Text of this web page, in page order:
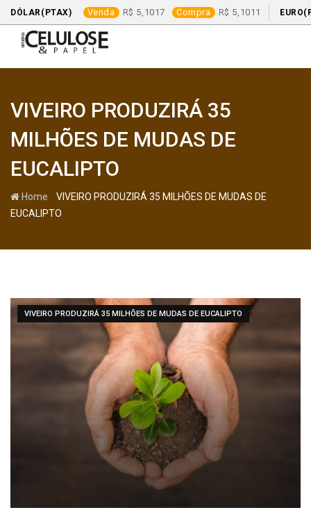
DÓLAR(PTAX) Venda 5,1017 Compra 5,1011
content
VIVEIRO PRODUZIRÁ 35
MILHÕES DE MUDAS DE
EUCALIPTO
Home -VIVEIRO PRODUZIRÁ 35 MILHÕES DE MUDAS DE
EUCALIPTO
VIVEIRO PRODUZIRÁ 35 MILHÕES DE MUDAS DE EUCALIPTO